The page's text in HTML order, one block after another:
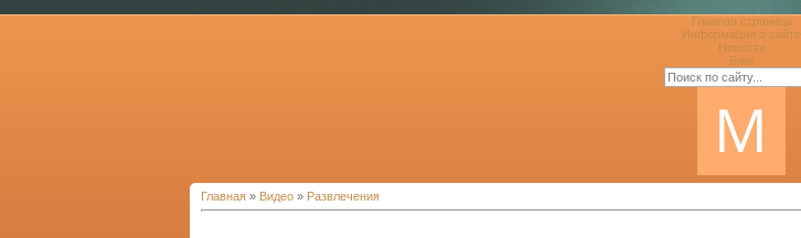
Главная страница
Информация о сайте
Новости
Блог
Главная » Видео » Развлечения